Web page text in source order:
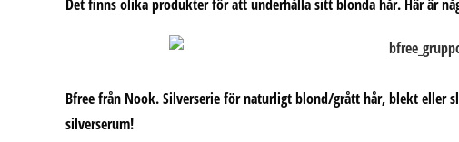
Det finns olika produkter för att underhålla sitt blonda hår. Här är
Bfree från Nook. Silverserie för naturligt blond/grått hår, blekt eller
silverserum!